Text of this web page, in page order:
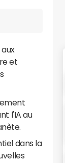
et
l'IA au
dans la